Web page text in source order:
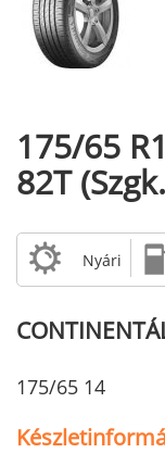
175/65
82T
Nyári
175/65 14